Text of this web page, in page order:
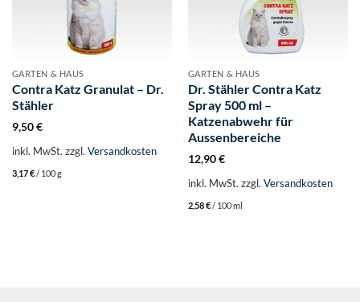
GARTEN & HAUS
Contra Katz Granulat – Dr.
Stähler
9,50€
inkl. MwSt. zzgl. Versandkosten
3,17€/ 100g
GARTEN & HAUS
Dr. Stähler Contra Katz
Spray 500 ml –
Katzenabwehr für
Aussenbereiche
12,90€
inkl. MwSt. zzgl. Versandkosten
2,58€/ 100ml